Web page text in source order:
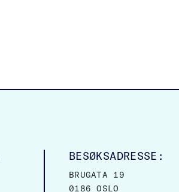
BESØKSADRESSE:
BRUGATA 19
0186 OSLO